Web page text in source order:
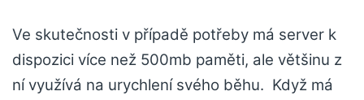
Ve skutečnosti v případě potřeby má server k
dispozici více než 500mb paměti, ale většinu z
ní využívá na urychlení svého běhu. Když má